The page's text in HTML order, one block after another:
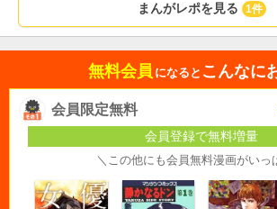
まんがレポを見る 1件
無料会員 になると こんなに
会員限定無料
会員登録で無料増量
＼この他にも会員無料漫画がいっ